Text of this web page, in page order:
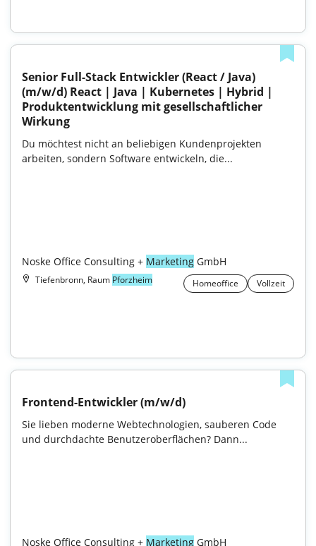
Senior Full-Stack Entwickler (React / Java)
(m/w/d) React | Java | Kubernetes | Hybrid |
Produktentwicklung mit gesellschaftlicher
Wirkung
Du möchtest nicht an beliebigen Kundenprojekten
arbeiten, sondern Software entwickeln, die...
Noske Office Consulting + Marketing GmbH
Tiefenbronn, Raum Pforzheim Homeoffice Vollzeit
Frontend-Entwickler (m/w/d)
Sie lieben moderne Webtechnologien, sauberen Code
und durchdachte Benutzeroberflächen? Dann...
Noske Office Consulting + Marketing GmbH